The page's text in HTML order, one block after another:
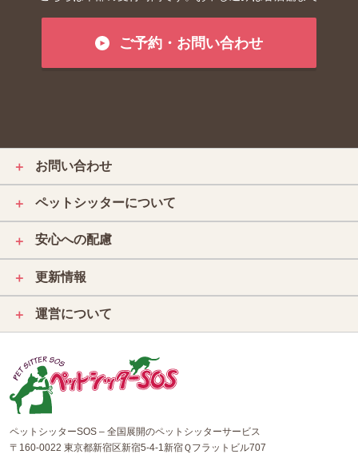
ご予約・お問い合わせ
＋ お問い合わせ
＋ ペットシッターについて
＋ 安心への配慮
＋ 更新情報
＋ 運営について
ペットシッターSOS – 全国展開のペットシッターサービス
〒160-0022 東京都新宿区新宿5-4-1新宿Ｑフラットビル707